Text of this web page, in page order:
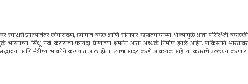
स्वाक्षरी झाल्यानंतर लोकसंख्या, हवामान बदल आणि सीमापार दहशतवादाच्या धोक्यामुळे आता परिस्थिती बदलली
भारताच्या ‘सिंधू नदी करारा’चा फायदा घेण्याच्या क्षमतेत आता अडथळे निर्माण झाले आहेत. पाकिस्ताने भारतावर
सद्भावना आणि मैत्रीच्या भावनेने करण्यात आला होता. त्याचा आदर करणे आवश्यक आहे. या कराराचे उल्लंघन करणारा